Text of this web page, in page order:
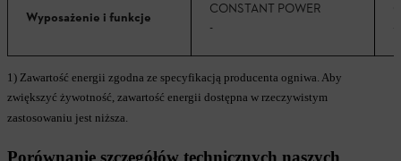
Wyposażenie i funkcje
CONSTANT POWER
-
1) Zawartość energii zgodna ze specyfikacją producenta ogniwa. Aby
zwiększyć żywotność, zawartość energii dostępna w rzeczywistym
zastosowaniu jest niższa.
Porównanie szczegółów technicznych naszych